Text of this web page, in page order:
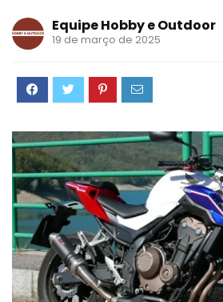
Equipe Hobby e Outdoor
19 de março de 2025